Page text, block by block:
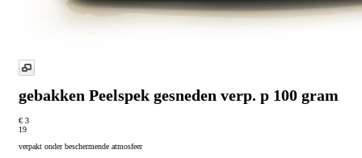
gebakken Peelspek gesneden verp. p 100 gram
€ 3
19
verpakt onder beschermende atmosfeer